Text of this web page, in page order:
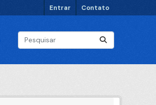
Entrar Contato